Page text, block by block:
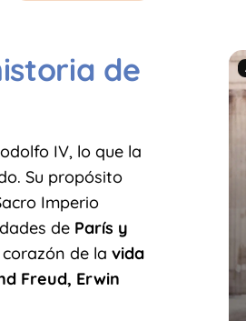
de
IV, lo que la
Su propósito
Imperio
de París y
corazón de lavida
Freud, Erwin